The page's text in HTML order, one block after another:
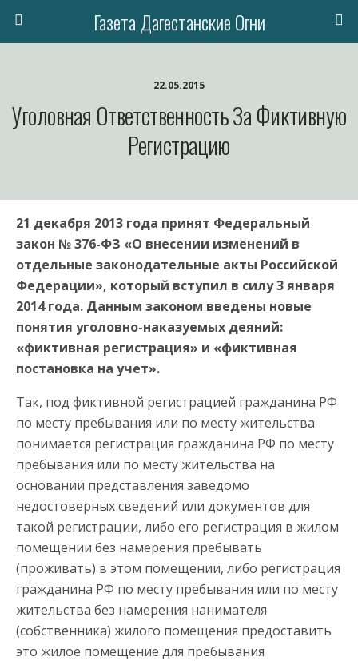
Газета Дагестанские Огни
22.05.2015
Уголовная Ответственность За Фиктивную
Регистрацию
21 декабря 2013 года принят Федеральный
закон № 376-ФЗ «О внесении изменений в
отдельные законодательные акты Российской
Федерации», который вступил в силу 3 января
2014 года. Данным законом введены новые
понятия уголовно-наказуемых деяний:
«фиктивная регистрация» и «фиктивная
постановка на учет».
Так, под фиктивной регистрацией гражданина РФ
по месту пребывания или по месту жительства
понимается регистрация гражданина РФ по месту
пребывания или по месту жительства на
основании представления заведомо
недостоверных сведений или документов для
такой регистрации, либо его регистрация в жилом
помещении без намерения пребывать
(проживать) в этом помещении, либо регистрация
гражданина РФ по месту пребывания или по месту
жительства без намерения нанимателя
(собственника) жилого помещения предоставить
это жилое помещение для пребывания